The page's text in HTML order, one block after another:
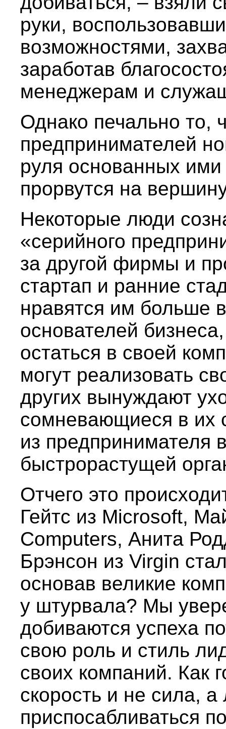
руки,
возможностями,
заработав
менеджерам и
Однако печально то,
предпринимателей
руля основанных ими
прорвутся на
Некоторые люди
«серийного
за другой фирмы и
стартап и ранние
нравятся им больше
основателей
остаться в своей
могут реализовать
других вынуждают
сомневающиеся в их
из предпринимателя
быстрорастущей
Отчего это
Гейтс из Microsoft,
Computers, Анита
Брэнсон из Virgin
основав великие
у штурвала? Мы
добиваются успеха
свою роль и стиль
своих компаний. Как
скорость и не сила,
приспосабливаться